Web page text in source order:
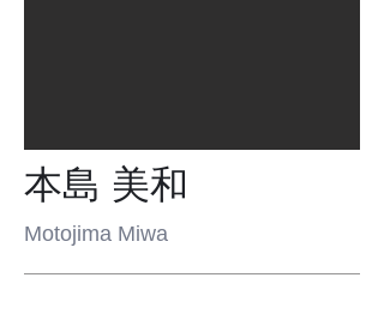
本島 美和
Motojima Miwa